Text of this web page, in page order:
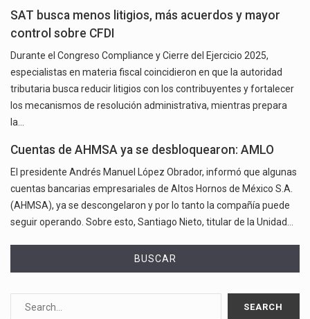
SAT busca menos litigios, más acuerdos y mayor
control sobre CFDI
Durante el Congreso Compliance y Cierre del Ejercicio 2025,
especialistas en materia fiscal coincidieron en que la autoridad
tributaria busca reducir litigios con los contribuyentes y fortalecer
los mecanismos de resolución administrativa, mientras prepara
la…
Cuentas de AHMSA ya se desbloquearon: AMLO
El presidente Andrés Manuel López Obrador, informó que algunas
cuentas bancarias empresariales de Altos Hornos de México S.A.
(AHMSA), ya se descongelaron y por lo tanto la compañía puede
seguir operando. Sobre esto, Santiago Nieto, titular de la Unidad…
BUSCAR